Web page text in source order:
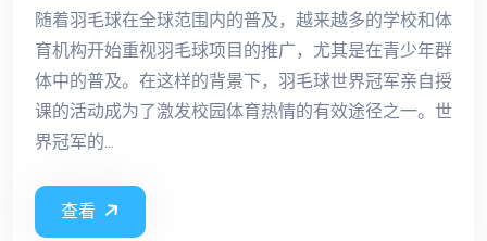
随着羽毛球在全球范围内的普及，越来越多的学校和体
育机构开始重视羽毛球项目的推广，尤其是在青少年群
体中的普及。在这样的背景下，羽毛球世界冠军亲自授
课的活动成为了激发校园体育热情的有效途径之一。世
界冠军的...
查看